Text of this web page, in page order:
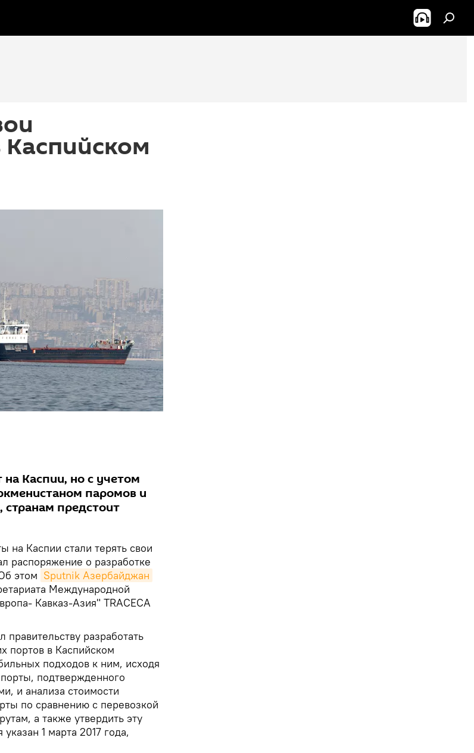
Каспии, но с учетом
паромов и
странам предстоит
на Каспии стали терять свои
распоряжение о разработке
этом Sputnik Азербайджан
Международной
Кавказ-Азия" TRACEСA
разработать
портов в Каспийском
подходов к ним, исходя
подтвержденного
и анализа стоимости
по сравнению с перевозкой
а также утвердить эту
1 марта 2017 года,